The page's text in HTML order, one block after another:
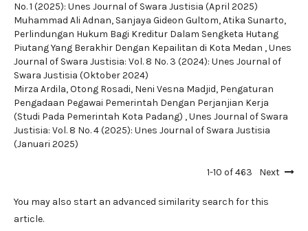
No. 1 (2025): Unes Journal of Swara Justisia (April 2025)
Muhammad Ali Adnan, Sanjaya Gideon Gultom, Atika Sunarto,
Perlindungan Hukum Bagi Kreditur Dalam Sengketa Hutang
Piutang Yang Berakhir Dengan Kepailitan di Kota Medan ,Unes
Journal of Swara Justisia: Vol. 8 No. 3 (2024): Unes Journal of
Swara Justisia (Oktober 2024)
Mirza Ardila, Otong Rosadi, Neni Vesna Madjid, Pengaturan
Pengadaan Pegawai Pemerintah Dengan Perjanjian Kerja
(Studi Pada Pemerintah Kota Padang) ,Unes Journal of Swara
Justisia: Vol. 8 No. 4 (2025): Unes Journal of Swara Justisia
(Januari 2025)
1-10 of 463 Next
You may also start an advanced similarity search for this
article.